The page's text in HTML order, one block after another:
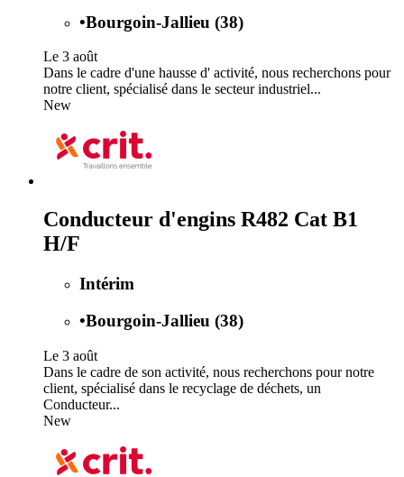
•Bourgoin-Jallieu (38)
Le 3 août
Dans le cadre d'une hausse d' activité, nous recherchons pour
notre client, spécialisé dans le secteur industriel...
New
Conducteur d'engins R482 Cat B1
H/F
Intérim
•Bourgoin-Jallieu (38)
Le 3 août
Dans le cadre de son activité, nous recherchons pour notre
client, spécialisé dans le recyclage de déchets, un
Conducteur...
New